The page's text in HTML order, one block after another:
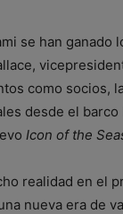
se han
como socios,
desde el
Icon of the
realidad en el
nueva era de